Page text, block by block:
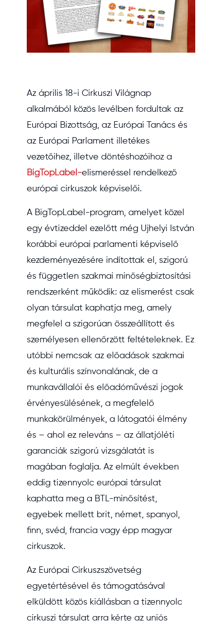
Az április 18-i Cirkuszi Világnap
alkalmából közös levélben fordultak az
Európai Bizottság, az Európai Tanács és
az Európai Parlament illetékes
vezetőihez, illetve döntéshozóihoz a
BigTopLabel-elismeréssel rendelkező
európai cirkuszok képviselői.
A BigTopLabel-program, amelyet közel
egy évtizeddel ezelőtt még Ujhelyi István
korábbi európai parlamenti képviselő
kezdeményezésére indítottak el, szigorú
és független szakmai minőségbiztosítási
rendszerként működik: az elismerést csak
olyan társulat kaphatja meg, amely
megfelel a szigorúan összeállított és
személyesen ellenőrzött feltételeknek. Ez
utóbbi nemcsak az előadások szakmai
és kulturális színvonalának, de a
munkavállalói és előadóművészi jogok
érvényesülésének, a megfelelő
munkakörülmények, a látogatói élmény
és – ahol ez releváns – az állatjóléti
garanciák szigorú vizsgálatát is
magában foglalja. Az elmúlt években
eddig tizennyolc európai társulat
kaphatta meg a BTL-minősítést,
egyebek mellett brit, német, spanyol,
finn, svéd, francia vagy épp magyar
cirkuszok.
Az Európai Cirkuszszövetség
egyetértésével és támogatásával
elküldött közös kiállásban a tizennyolc
cirkuszi társulat arra kérte az uniós